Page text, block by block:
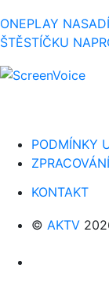
ONEPLAY
ŠTĚSTÍČKU
PODMÍNKY
KONTAKT
© AKTV